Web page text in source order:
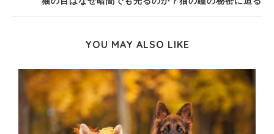
YOU MAY ALSO LIKE